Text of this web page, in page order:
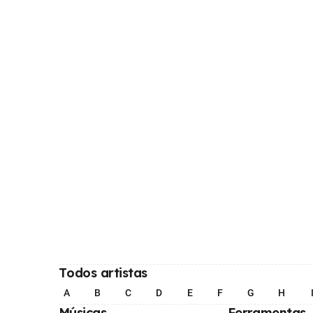
Todos artistas
A B C D E F G H I